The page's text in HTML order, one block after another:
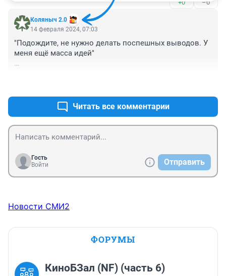
+0 –0
Коляныч 2.0
14 февраля 2024, 07:03
"Подождите, не нужно делать поспешных выводов. У
меня ещё масса идей"
Читать все комментарии
Гость
Войти
Отправить
Новости СМИ2
ФОРУМЫ
КиноБЗал (NF) (часть 6)